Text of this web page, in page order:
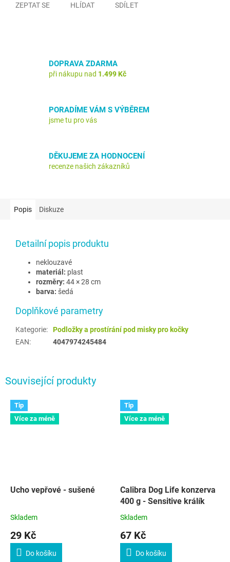
ZEPTAT SE HLÍDAT SDÍLET
DOPRAVA ZDARMA
při nákupu nad 1.499 Kč
PORADÍME VÁM S VÝBĚREM
jsme tu pro vás
DĚKUJEME ZA HODNOCENÍ
recenze našich zákazníků
Související produkty
Tip
Více za méně
Ucho vepřové - sušené
Skladem
29 Kč
Do košíku
Tip
Více za méně
Calibra Dog Life konzerva
400 g - Sensitive králík
Skladem
67 Kč
Do košíku
Popis Diskuze
Detailní popis produktu
neklouzavé
materiál: plast
rozměry: 44 × 28 cm
barva: šedá
Doplňkové parametry
Kategorie:
Podložky a prostírání pod misky pro kočky
EAN: 4047974245484